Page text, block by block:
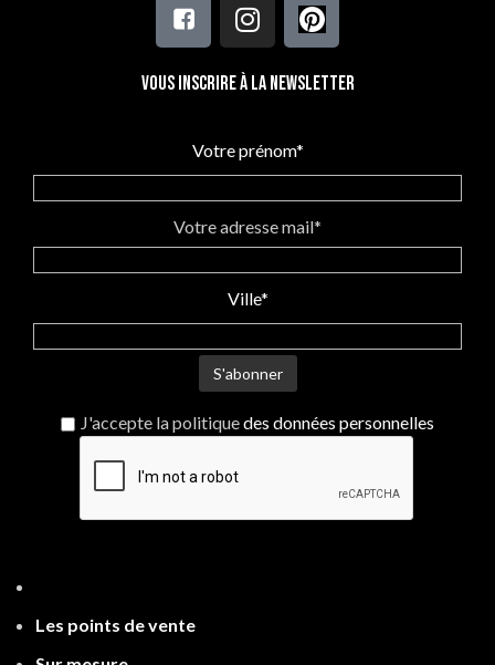
sac fourre-tout à l’allure
démente et aux courbes 70's
des femmes qui
"Mini M'Arty" grand sac à main
en cuir pour femme. Artisanat
imaginé et fabriqué en
Bretagne par une créatrice
enthousiaste et bouillonnante
sensibles au savoir-faire de
créateur.
Vous inscrire à la newsletter
Votre prénom*
Votre adresse mail*
Ville*
J'accepte la politiquedes données personnelles
Les points de vente